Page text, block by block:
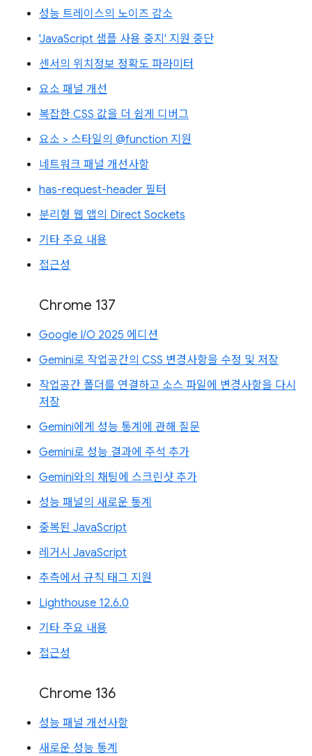
성능 트레이스의 노이즈 감소
'JavaScript 샘플 사용 중지' 지원 중단
센서의 위치정보 정확도 파라미터
요소 패널 개선
복잡한 CSS 값을 더 쉽게 디버그
요소 > 스타일의 @function 지원
네트워크 패널 개선사항
has-request-header 필터
분리형 웹 앱의 Direct Sockets
기타 주요 내용
접근성
Chrome 137
Google I/O 2025 에디션
Gemini로 작업공간의 CSS 변경사항을 수정 및 저장
작업공간 폴더를 연결하고 소스 파일에 변경사항을 다시
저장
Gemini에게 성능 통계에 관해 질문
Gemini로 성능 결과에 주석 추가
Gemini와의 채팅에 스크린샷 추가
성능 패널의 새로운 통계
중복된 JavaScript
레거시 JavaScript
추측에서 규칙 태그 지원
Lighthouse 12.6.0
기타 주요 내용
접근성
Chrome 136
성능 패널 개선사항
새로운 성능 통계